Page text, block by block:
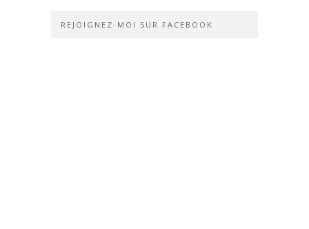
REJOIGNEZ-MOI SUR FACEBOOK